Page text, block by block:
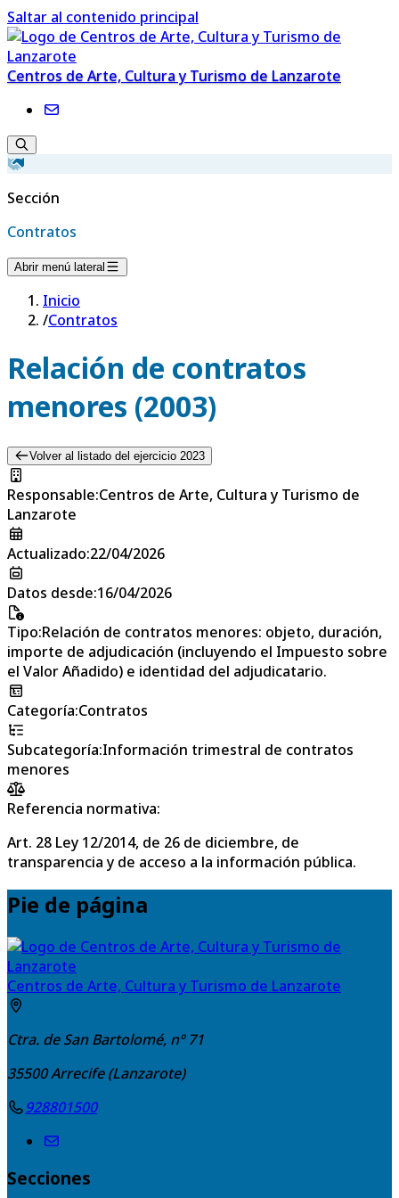
Saltar al contenido principal
Centros de Arte, Cultura y Turismo de Lanzarote
Sección
Contratos
Abrir menú lateral
Inicio
/Contratos
Relación de contratos
menores (2003)
Volver al listado del ejercicio 2023
Responsable:Centros de Arte, Cultura y Turismo de
Lanzarote
Actualizado:22/04/2026
Datos desde:16/04/2026
Tipo:Relación de contratos menores: objeto, duración,
importe de adjudicación (incluyendo el Impuesto sobre
el Valor Añadido) e identidad del adjudicatario.
Categoría:Contratos
Subcategoría:Información trimestral de contratos
menores
Referencia normativa:
Art. 28 Ley 12/2014, de 26 de diciembre, de
transparencia y de acceso a la información pública.
Pie de página
Centros de Arte, Cultura y Turismo de Lanzarote
Ctra. de San Bartolomé, nº 71
35500Arrecife (Lanzarote)
928801500
Secciones